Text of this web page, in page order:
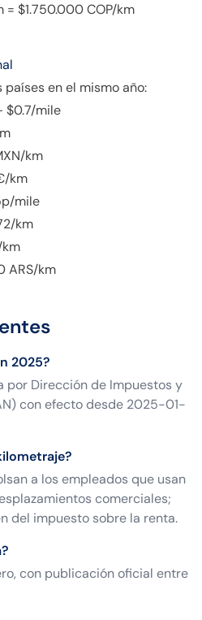
= $1.750.000 COP/km
en el mismo año:
$0.7/mile
km
km
mile
km
ARS/km
2025?
por Dirección de Impuestos y
con efecto desde 2025-01-
a los empleados que usan
comerciales;
del impuesto sobre la renta.
con publicación oficial entre